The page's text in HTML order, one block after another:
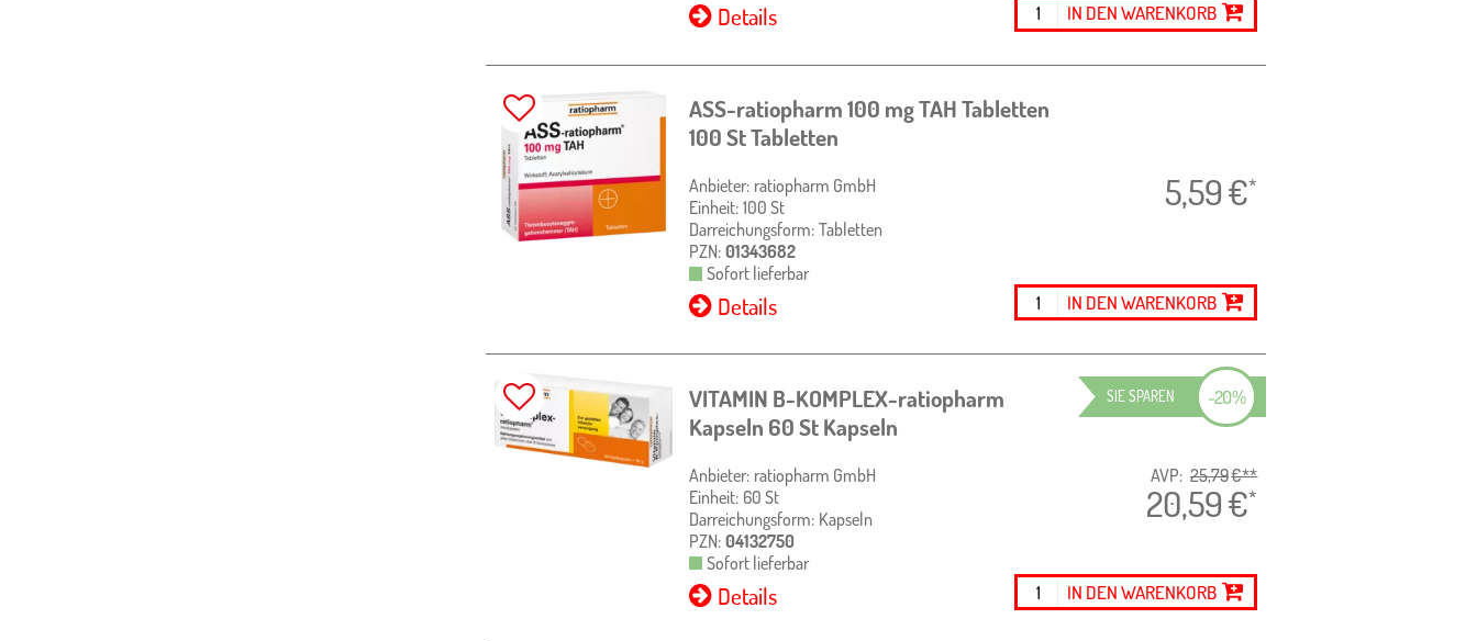
IN DEN WARENKORB
Details
ASS-ratiopharm 100 mg TAH Tabletten
100 StTabletten
Anbieter: ratiopharm GmbH
Einheit: 100 St
Darreichungsform: Tabletten
PZN: 01343682
5,59€*
Sofort lieferbar
IN DEN WARENKORB
Details
VITAMIN B-KOMPLEX-ratiopharm
Kapseln 60 StKapseln
Anbieter: ratiopharm GmbH
Einheit: 60 St
Darreichungsform: Kapseln
PZN: 04132750
AVP: 25,79€**
20,59€*
SIE SPAREN -20%
Sofort lieferbar
IN DEN WARENKORB
Details